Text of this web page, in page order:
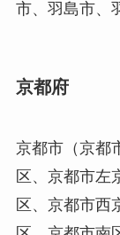
市、羽島市、
京都府
京都市（京都
区、京都市左
区、京都市西